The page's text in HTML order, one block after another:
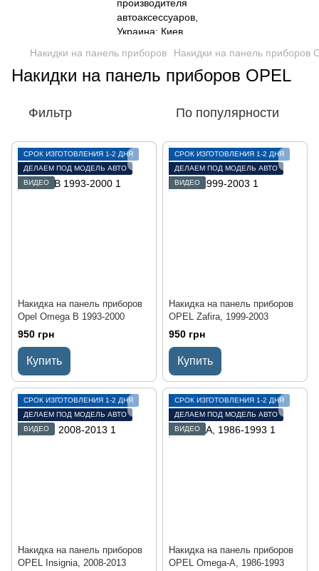
Накидки на панель приборов Накидки на панель приборов
Накидки на панель приборов OPEL
Фильтр По популярности
СРОК ИЗГОТОВЛЕНИЯ 1-2 ДНЯ
ДЕЛАЕМ ПОД МОДЕЛЬ АВТО
ВИДЕО
Накидка на панель приборов
Opel Omega B 1993-2000
950 грн
Купить
СРОК ИЗГОТОВЛЕНИЯ 1-2 ДНЯ
ДЕЛАЕМ ПОД МОДЕЛЬ АВТО
ВИДЕО
Накидка на панель приборов
OPEL Zafira, 1999-2003
950 грн
Купить
СРОК ИЗГОТОВЛЕНИЯ 1-2 ДНЯ
ДЕЛАЕМ ПОД МОДЕЛЬ АВТО
ВИДЕО
Накидка на панель приборов
OPEL Insignia, 2008-2013
СРОК ИЗГОТОВЛЕНИЯ 1-2 ДНЯ
ДЕЛАЕМ ПОД МОДЕЛЬ АВТО
ВИДЕО
Накидка на панель приборов
OPEL Omega-A, 1986-1993